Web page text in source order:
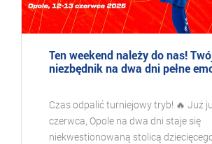
Ten weekend należy do nas!
niezbędnik na dwa dni pełne
Czas odpalić turniejowy tryb! 🔥 Już
czerwca, Opole na dwa dni staje się
niekwestionowaną stolicą